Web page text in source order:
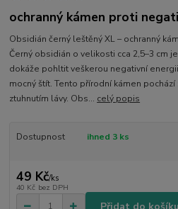
ochranný kámen proti
Obsidián černý leštěný XL – ochranný
Černý obsidián o velikosti cca 2,5–3 cm
dokáže pohltit veškerou negativní
mocný štít. Tento přírodní kámen pochází
ztuhnutím lávy. Obs... celý popis
Dostupnost ihned 3 ks
49 Kč/ks
40 Kč bez DPH